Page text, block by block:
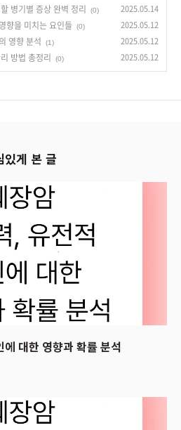
병기별 증상 완벽 정리 (0) 2025.05.14
향을 미치는 요인들 (0) 2025.05.12
영향 분석 (1) 2025.05.12
방법 총정리 (0) 2025.05.12
있게 본 글
대한 영향과 확률 분석